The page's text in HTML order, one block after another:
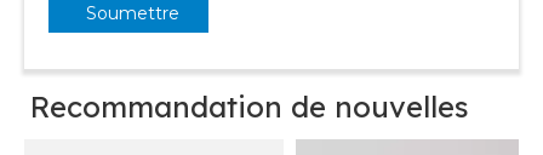
Soumettre
Recommandation de nouvelles